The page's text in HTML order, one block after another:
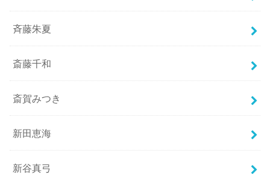
斉藤朱夏
斎藤千和
斎賀みつき
新田恵海
新谷真弓